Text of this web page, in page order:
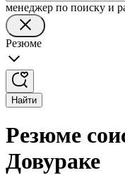
менеджер по поиску и
Резюме
Найти
Резюме
Довураке